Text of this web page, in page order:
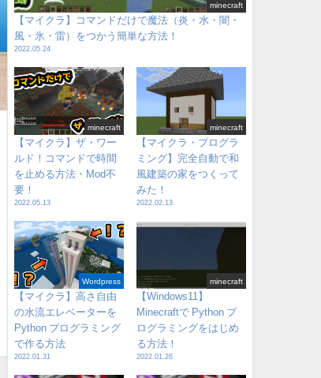
minecraft
【マイクラ】コマンドだけで魔法（炎・水・闇・
風・氷・雷）をつかう簡単な方法！
2022.05.24
minecraft
【マイクラ】ザ・ワー
ルド！コマンドで時間
を止める方法・Mod不
要！
2022.05.13
minecraft
【マイクラ・プログラ
ミング】完全自動で和
風建築の家をつくって
みた！
2022.02.13
Wordpress
【マイクラ】高さ自由
の水流エレベーターを
Python プログラミング
で作る方法
2022.01.31
minecraft
【Windows11】
Minecraftで Python プ
ログラミングをはじめ
る方法！
2022.01.26